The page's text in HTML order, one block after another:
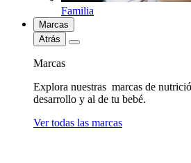
Familia
Marcas
Atrás
Marcas
Explora nuestras marcas de
desarrollo y al de tu bebé.
Ver todas las marcas